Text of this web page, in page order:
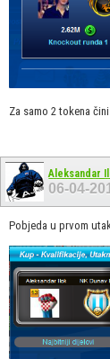
Za samo 2 tokena
Aleksandar
06-04-
Pobjeda u prvom